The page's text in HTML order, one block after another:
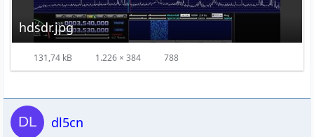
hdsdr.jpg
131,74 kB 1.226 × 384 788
dl5cn